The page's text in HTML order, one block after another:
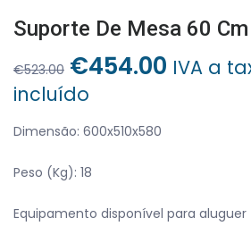
Suporte De Mesa 60 Cm
€523.00 O
preço
original
era:
€523.00.
€454.00 O
IVA a
incluído
Dimensão: 600x510x580
Peso (Kg): 18
Equipamento disponível para aluguer